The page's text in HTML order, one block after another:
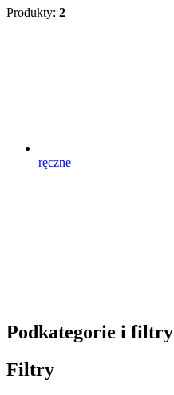
Produkty: 2
ręczne
Podkategorie i filtry
Filtry